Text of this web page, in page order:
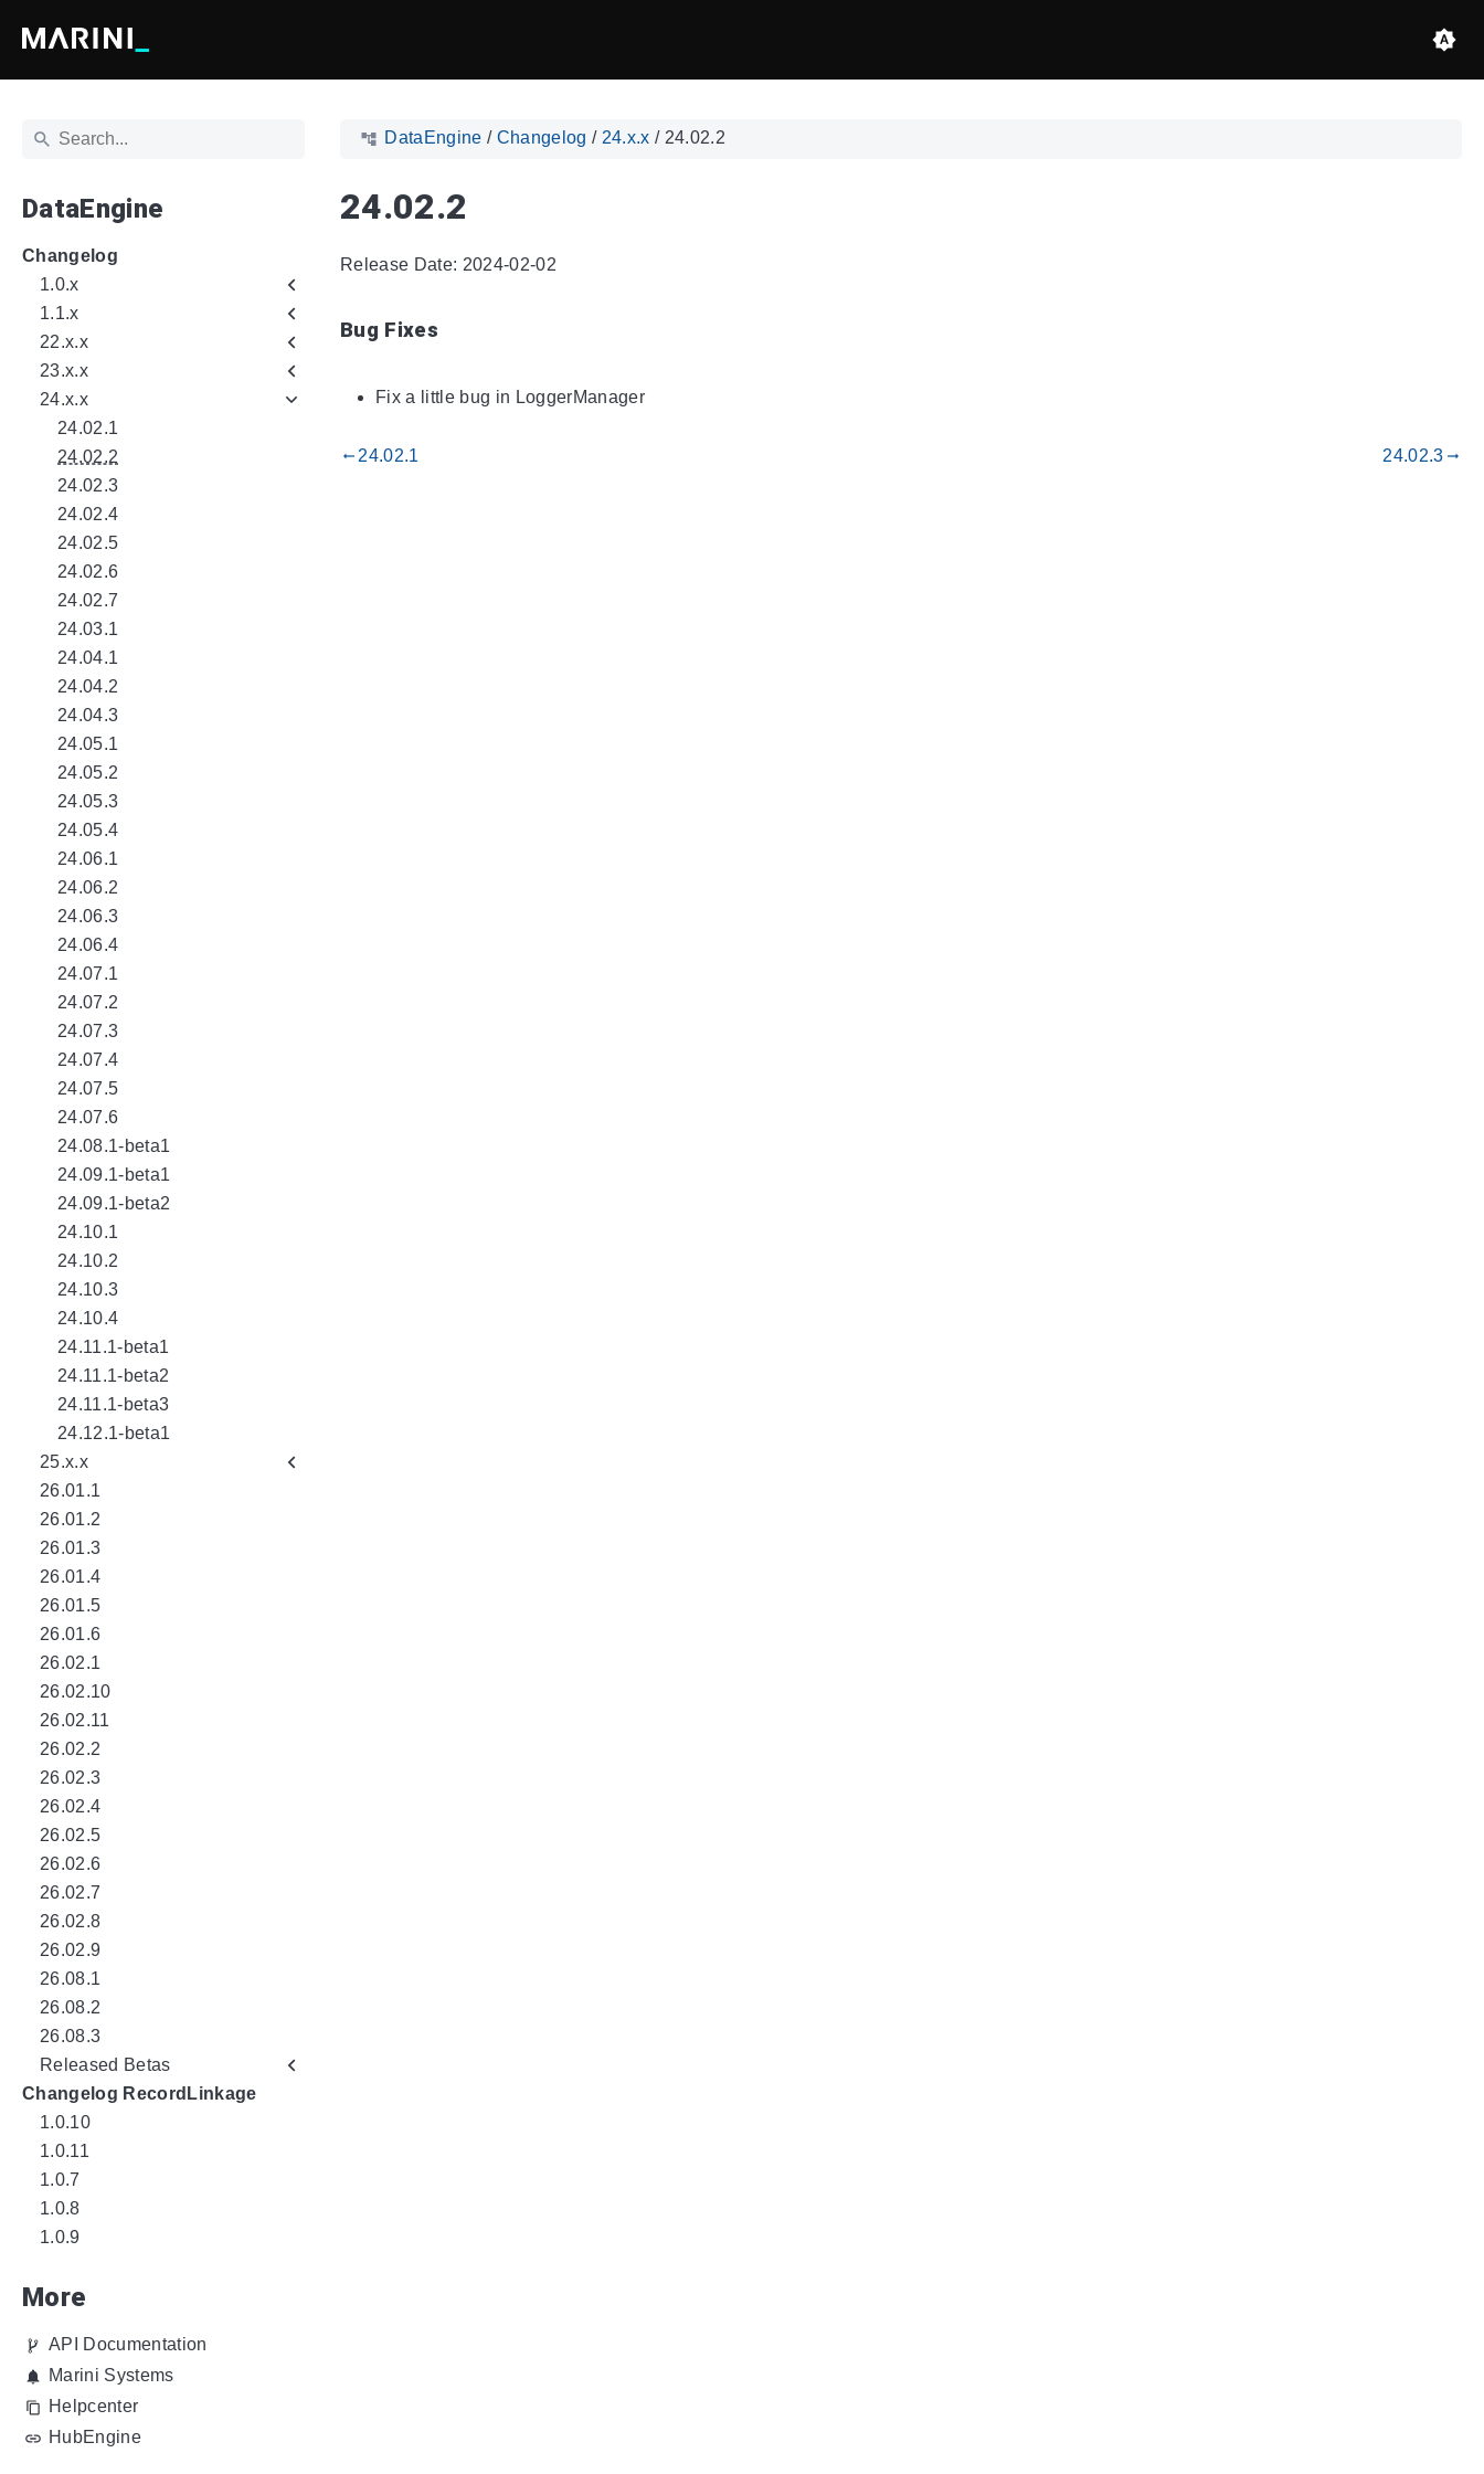
DataEngine
Changelog
1.0.x
1.1.x
22.x.x
23.x.x
24.x.x
24.02.1
24.02.2
24.02.3
24.02.4
24.02.5
24.02.6
24.02.7
24.03.1
24.04.1
24.04.2
24.04.3
24.05.1
24.05.2
24.05.3
24.05.4
24.06.1
24.06.2
24.06.3
24.06.4
24.07.1
24.07.2
24.07.3
24.07.4
24.07.5
24.07.6
24.08.1-beta1
24.09.1-beta1
24.09.1-beta2
24.10.1
24.10.2
24.10.3
24.10.4
24.11.1-beta1
24.11.1-beta2
24.11.1-beta3
24.12.1-beta1
25.x.x
26.01.1
26.01.2
26.01.3
26.01.4
26.01.5
26.01.6
26.02.1
26.02.10
26.02.11
26.02.2
26.02.3
26.02.4
26.02.5
26.02.6
26.02.7
26.02.8
26.02.9
26.08.1
26.08.2
26.08.3
Released Betas
Changelog RecordLinkage
1.0.10
1.0.11
1.0.7
1.0.8
1.0.9
More
API Documentation
Marini Systems
Helpcenter
HubEngine
DataEngine / Changelog / 24.x.x / 24.02.2
24.02.2
Release Date: 2024-02-02
Bug Fixes
Fix a little bug in LoggerManager
gdoc_arrow_left_alt 24.02.1 24.02.3 gdoc_arrow_right_alt